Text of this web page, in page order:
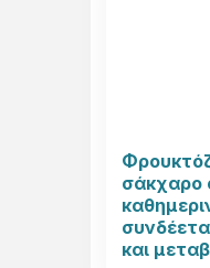
σάκχαρο
και